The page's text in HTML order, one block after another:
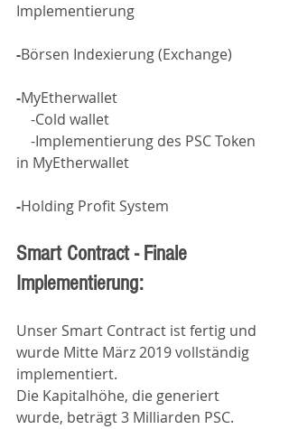
Implementierung
-Börsen Indexierung (Exchange)
-MyEtherwallet
    -Cold wallet
in MyEtherwallet
-Holding Profit System
Smart Contract - Finale
Implementierung:
Unser Smart Contract ist fertig und
wurde Mitte März 2019 vollständig
implementiert.
Die Kapitalhöhe, die generiert
wurde, beträgt 3 Milliarden PSC.